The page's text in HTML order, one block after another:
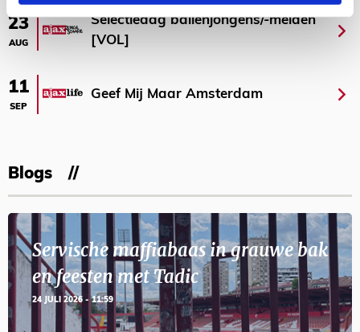
23
AUG
Selectiedag ballenjongens/-meiden
[VOL]
11
SEP
Geef Mij Maar Amsterdam
Blogs
Servische maffiabaas in grauwe bak
en feesten met Tadic
24 JULI 2026 - 11:59